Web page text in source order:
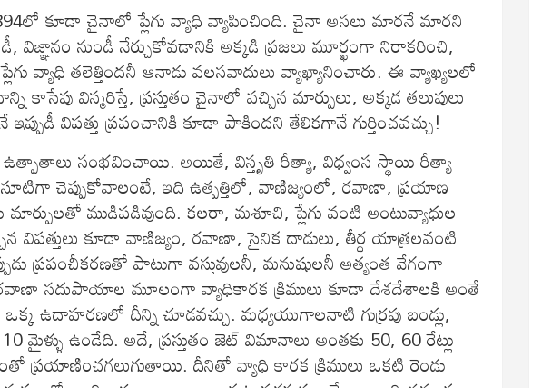
కూడా చైనాలో ప్లేగు వ్యాధి వ్యాపించింది. చైనా అసలు మారనే మారని
విజ్ఞానం నుండీ నేర్చుకోవడానికి అక్కడి ప్రజలు మూర్ఖంగా నిరాకరించి,
వ్యాధి తలెత్తిందనీ ఆనాడు వలసవాదులు వ్యాఖ్యానించారు. ఈ వ్యాఖ్యలలో
విస్మరిస్తే, ప్రస్తుతం చైనాలో వచ్చిన మార్పులు, అక్కడ తలుపులు
విపత్తు ప్రపంచానికి కూడా పాకిందని తేలికగానే గుర్తించవచ్చు!
ఉత్పాతాలు సంభవించాయి. అయితే, విస్తృతి రీత్యా, విధ్వంస స్థాయి రీత్యా
సూటిగా చెప్పుకోవాలంటే, ఇది ఉత్పత్తిలో, వాణిజ్యంలో, రవాణా, ప్రయాణ
ముడిపడివుంది. కలరా, మశూచి, ప్లేగు వంటి అంటువ్యాధుల
విపత్తులు కూడా వాణిజ్యం, రవాణా, సైనిక దాడులు, తీర్ధ యాత్రలవంటి
ప్రపంచీకరణతో పాటుగా వస్తువులనీ, మనుషులనీ అత్యంత వేగంగా
రవాణా సదుపాయాల మూలంగా వ్యాధికారక క్రిములు కూడా దేశదేశాలకి అంతే
ఉదాహరణలో దీన్ని చూడవచ్చు. మధ్యయుగాలనాటి గుర్రపు బండ్లు,
మైళ్ళు ఉండేది. అదే, ప్రస్తుతం జెట్ విమానాలు అంతకు 50, 60 రేట్లు
ప్రయాణించగలుగుతాయి. దీనితో వ్యాధి కారక క్రిములు ఒకటి రెండు